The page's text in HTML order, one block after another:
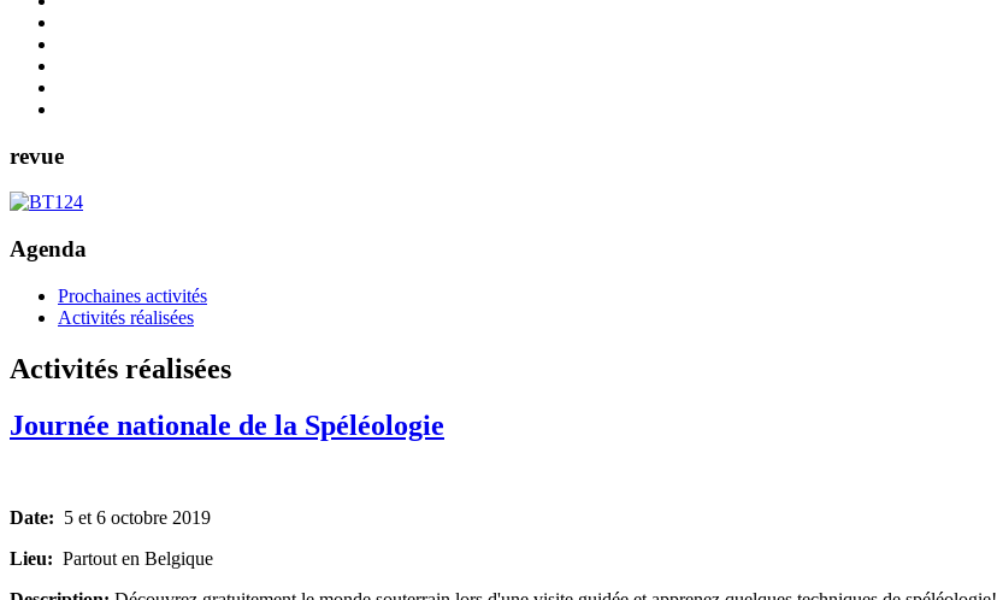
revue
Agenda
Prochaines activités
Activités réalisées
Activités réalisées
Journée nationale de la Spéléologie
Date: 5 et 6 octobre 2019
Lieu: Partout en Belgique